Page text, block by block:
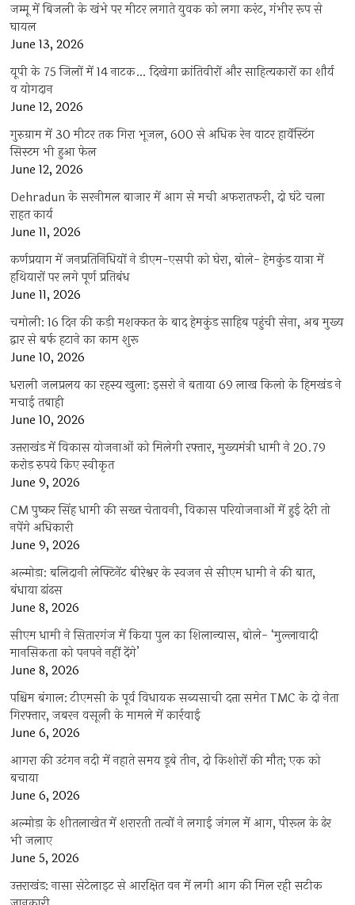
जम्मू में बिजली के खंभे पर मीटर लगाते युवक को लगा करंट, गंभीर रूप से
घायल
June 13, 2026
यूपी के 75 जिलों में 14 नाटक… दिखेगा क्रांतिवीरों और साहित्यकारों का शौर्य
व योगदान
June 12, 2026
गुरुग्राम में 30 मीटर तक गिरा भूजल, 600 से अधिक रेन वाटर हार्वेस्टिंग
सिस्टम भी हुआ फेल
June 12, 2026
Dehradun के सरनीमल बाजार में आग से मची अफरातफरी, दो घंटे चला
राहत कार्य
June 11, 2026
कर्णप्रयाग में जनप्रतिनिधियों ने डीएम-एसपी को घेरा, बोले- हेमकुंड यात्रा में
हथियारों पर लगे पूर्ण प्रतिबंध
June 11, 2026
चमोली: 16 दिन की कड़ी मशक्कत के बाद हेमकुंड साहिब पहुंची सेना, अब मुख्य
द्वार से बर्फ हटाने का काम शुरू
June 10, 2026
धराली जलप्रलय का रहस्य खुला: इसरो ने बताया 69 लाख किलो के हिमखंड ने
मचाई तबाही
June 10, 2026
उत्तराखंड में विकास योजनाओं को मिलेगी रफ्तार, मुख्यमंत्री धामी ने 20.79
करोड़ रुपये किए स्वीकृत
June 9, 2026
CM पुष्कर सिंह धामी की सख्त चेतावनी, विकास परियोजनाओं में हुई देरी तो
नपेंगे अधिकारी
June 9, 2026
अल्मोड़ा: बलिदानी लेफ्टिनेंट बीरेश्वर के स्वजन से सीएम धामी ने की बात,
बंधाया ढांढस
June 8, 2026
सीएम धामी ने सितारगंज में किया पुल का शिलान्यास, बोले- ‘मुल्लावादी
मानसिकता को पनपने नहीं देंगे’
June 8, 2026
पश्चिम बंगाल: टीएमसी के पूर्व विधायक सब्यसाची दत्ता समेत TMC के दो नेता
गिरफ्तार, जबरन वसूली के मामले में कार्रवाई
June 6, 2026
आगरा की उटंगन नदी में नहाते समय डूबे तीन, दो किशोरों की मौत; एक को
बचाया
June 6, 2026
अल्मोड़ा के शीतलाखेत में शरारती तत्वों ने लगाई जंगल में आग, पीरूल के ढेर
भी जलाए
June 5, 2026
उत्तराखंड: नासा सेटेलाइट से आरक्षित वन में लगी आग की मिल रही सटीक